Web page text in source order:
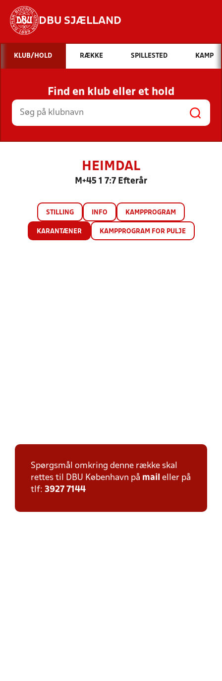
DBU SJÆLLAND
Hvad vil du søge efter?
INDHOLD OG NYHEDER
STILLINGER, RESULTATER, KLUBBER OG
HOLD
KLUB/HOLD RÆKKE SPILLESTED KAMP
Find en klub eller et hold
HEIMDAL
M+45 1 7:7 Efterår
STILLING INFO KAMPPROGRAM
KARANTÆNER KAMPPROGRAM FOR PULJE
Spørgsmål omkring denne række skal
rettes til DBU København på mail eller på
tlf: 3927 7144